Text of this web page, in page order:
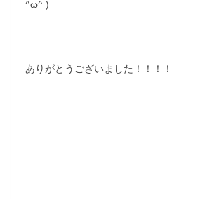
^ω^ )
ありがとうございました！！！！